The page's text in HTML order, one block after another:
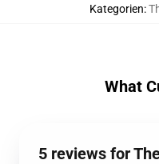
Kategorien:
What
5 reviews for